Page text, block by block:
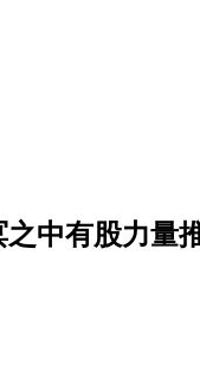
中有股力量